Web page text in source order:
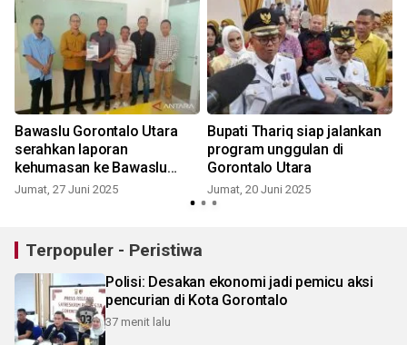
Bawaslu Gorontalo Utara
serahkan laporan
kehumasan ke Bawaslu
Pusat
Jumat, 27 Juni 2025
Bupati Thariq siap jalankan
program unggulan di
Gorontalo Utara
Jumat, 20 Juni 2025
Terpopuler - Peristiwa
Polisi: Desakan ekonomi jadi pemicu aksi
pencurian di Kota Gorontalo
37 menit lalu